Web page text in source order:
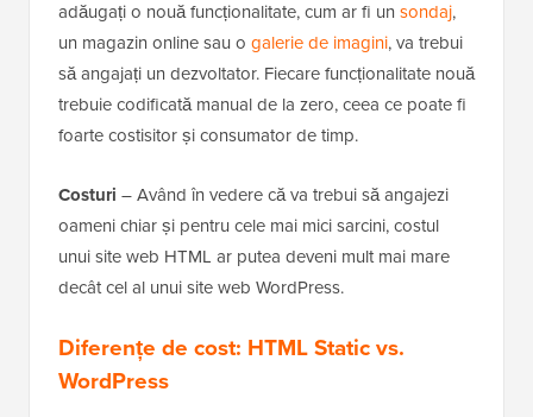
adăugați o nouă funcționalitate, cum ar fi un sondaj,
un magazin online sau o galerie de imagini, va trebui
să angajați un dezvoltator. Fiecare funcționalitate nouă
trebuie codificată manual de la zero, ceea ce poate fi
foarte costisitor și consumator de timp.
Costuri – Având în vedere că va trebui să angajezi
oameni chiar și pentru cele mai mici sarcini, costul
unui site web HTML ar putea deveni mult mai mare
decât cel al unui site web WordPress.
Diferențe de cost: HTML Static vs.
WordPress